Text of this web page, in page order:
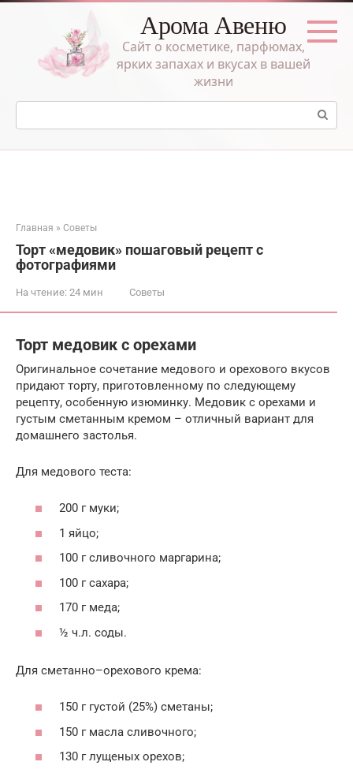
Перейти
Арома Авеню
Сайт о косметике, парфюмах,
ярких запахах и вкусах в вашей
жизни
Поиск:
Главная » Советы
Торт «медовик» пошаговый рецепт с
фотографиями
На чтение: 24 мин Советы
Торт медовик с орехами
Оригинальное сочетание медового и орехового вкусов
придают торту, приготовленному по следующему
рецепту, особенную изюминку. Медовик с орехами и
густым сметанным кремом – отличный вариант для
домашнего застолья.
Для медового теста:
200 г муки;
1 яйцо;
100 г сливочного маргарина;
100 г сахара;
170 г меда;
½ ч.л. соды.
Для сметанно–орехового крема:
150 г густой (25%) сметаны;
150 г масла сливочного;
130 г лущеных орехов;